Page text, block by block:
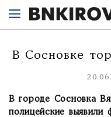
В Сосновке
В городе Сосновка
полицейские выявили